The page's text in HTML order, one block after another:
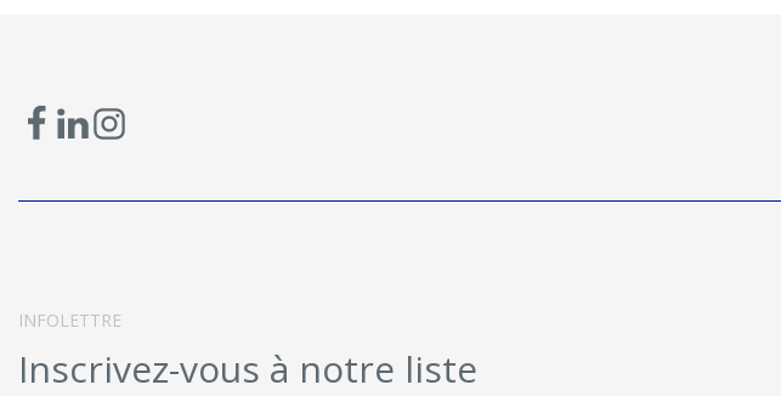
INFOLETTRE
Inscrivez-vous à notre liste